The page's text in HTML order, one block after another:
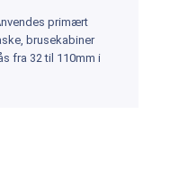
primært
brusekabiner
fra 32 til 110mm i